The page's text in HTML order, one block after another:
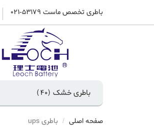
باطری تخصص ماست 53179-021
باطری خشک (40)
صفحه اصلی باطری ups